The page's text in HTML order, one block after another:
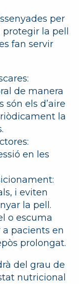
per
la pell
fan servir
de manera
són els d’aire
la
en les
i eviten
la pell.
o escuma
pacients en
prolongat.
del grau de
nutricional